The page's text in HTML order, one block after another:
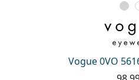
Vogue 0VO